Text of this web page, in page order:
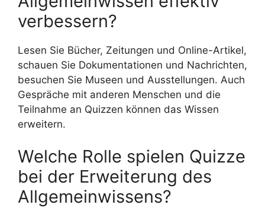
verbessern?
Lesen Sie Bücher, Zeitungen und Online-Artikel,
schauen Sie Dokumentationen und Nachrichten,
besuchen Sie Museen und Ausstellungen. Auch
Gespräche mit anderen Menschen und die
Teilnahme an Quizzen können das Wissen
erweitern.
Welche Rolle spielen Quizze
bei der Erweiterung des
Allgemeinwissens?